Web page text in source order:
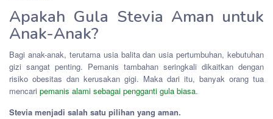
Apakah Gula Stevia Aman untuk
Anak-Anak?
Bagi anak-anak, terutama usia balita dan usia pertumbuhan, kebutuhan
gizi sangat penting. Pemanis tambahan seringkali dikaitkan dengan
risiko obesitas dan kerusakan gigi. Maka dari itu, banyak orang tua
mencari pemanis alami sebagai pengganti gula biasa.
Stevia menjadi salah satu pilihan yang aman.